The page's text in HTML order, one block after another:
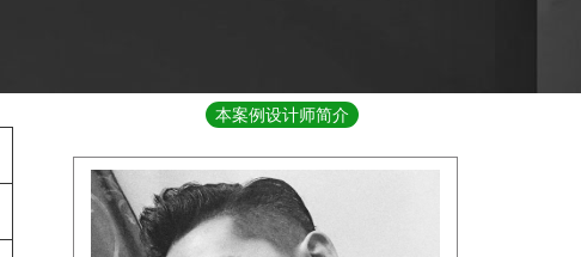
本案例设计师简介